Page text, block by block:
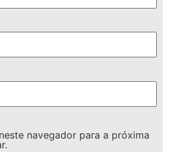
navegador para a próxima